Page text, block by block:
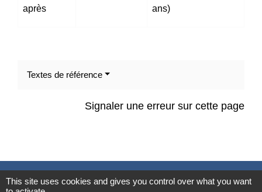
après
ans)
Textes de référence
Signaler une erreur sur cette page
Contacts
This site uses cookies and gives you control over what you want